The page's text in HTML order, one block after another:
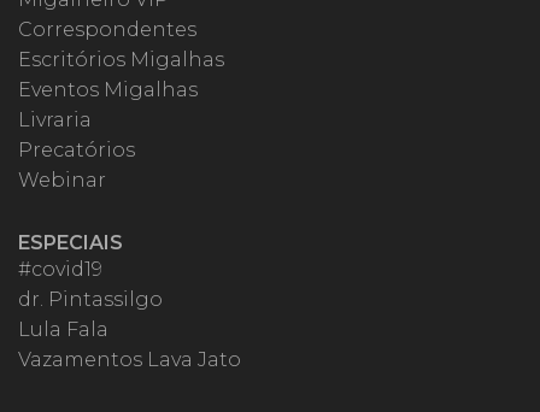
Correspondentes
Escritórios Migalhas
Eventos Migalhas
Livraria
Precatórios
Webinar
ESPECIAIS
#covid19
dr. Pintassilgo
Lula Fala
Vazamentos Lava Jato